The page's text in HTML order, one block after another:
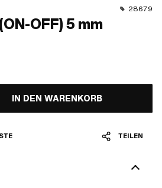
28679
OFF) 5 mm
IN DEN WARENKORB
TEILEN